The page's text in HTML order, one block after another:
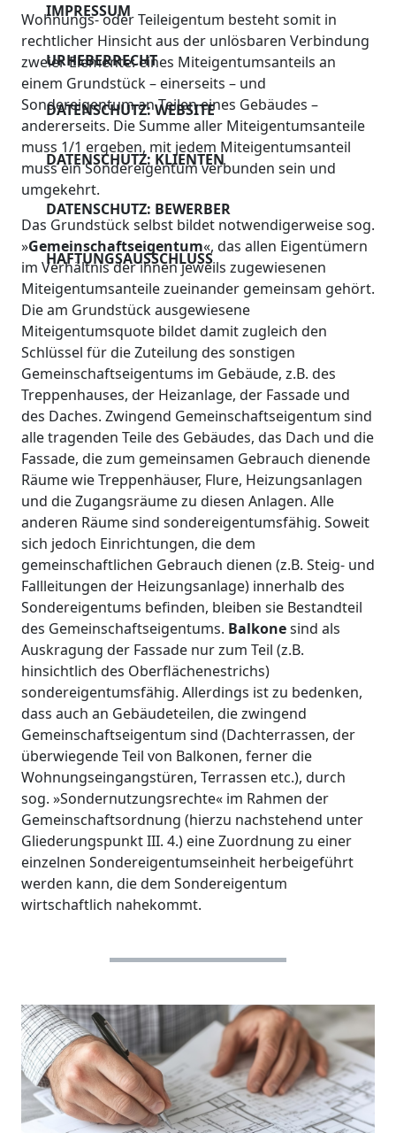
IMPRESSUM
URHEBERRECHT
DATENSCHUTZ: WEBSITE
DATENSCHUTZ: KLIENTEN
DATENSCHUTZ: BEWERBER
HAFTUNGSAUSSCHLUSS
Wohnungs- oder Teileigentum besteht somit in
rechtlicher Hinsicht aus der unlösbaren Verbindung
zweier Elemente: eines Miteigentumsanteils an
einem Grundstück – einerseits – und
Sondereigentum an Teilen eines Gebäudes –
andererseits. Die Summe aller Miteigentumsanteile
muss 1/1 ergeben, mit jedem Miteigentumsanteil
muss ein Sondereigentum verbunden sein und
umgekehrt.
Das Grundstück selbst bildet notwendigerweise sog.
»Gemeinschaftseigentum«, das allen Eigentümern
im Verhältnis der ihnen jeweils zugewiesenen
Miteigentumsanteile zueinander gemeinsam gehört.
Die am Grundstück ausgewiesene
Miteigentumsquote bildet damit zugleich den
Schlüssel für die Zuteilung des sonstigen
Gemeinschaftseigentums im Gebäude, z.B. des
Treppenhauses, der Heizanlage, der Fassade und
des Daches. Zwingend Gemeinschaftseigentum sind
alle tragenden Teile des Gebäudes, das Dach und die
Fassade, die zum gemeinsamen Gebrauch dienende
Räume wie Treppenhäuser, Flure, Heizungsanlagen
und die Zugangsräume zu diesen Anlagen. Alle
anderen Räume sind sondereigentumsfähig. Soweit
sich jedoch Einrichtungen, die dem
gemeinschaftlichen Gebrauch dienen (z.B. Steig- und
Fallleitungen der Heizungsanlage) innerhalb des
Sondereigentums befinden, bleiben sie Bestandteil
des Gemeinschaftseigentums. Balkonesind als
Auskragung der Fassade nur zum Teil (z.B.
hinsichtlich des Oberflächenestrichs)
sondereigentumsfähig. Allerdings ist zu bedenken,
dass auch an Gebäudeteilen, die zwingend
Gemeinschaftseigentum sind (Dachterrassen, der
überwiegende Teil von Balkonen, ferner die
Wohnungseingangstüren, Terrassen etc.), durch
sog. »Sondernutzungsrechte« im Rahmen der
Gemeinschaftsordnung (hierzu nachstehend unter
Gliederungspunkt III. 4.) eine Zuordnung zu einer
einzelnen Sondereigentumseinheit herbeigeführt
werden kann, die dem Sondereigentum
wirtschaftlich nahekommt.